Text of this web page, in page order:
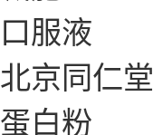
口服液
北京同仁堂
蛋白粉